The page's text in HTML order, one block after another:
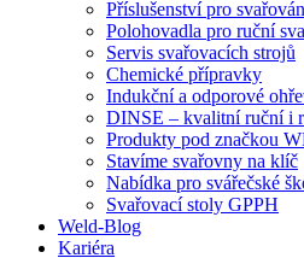
Příslušenství pro
Polohovadla pro ruční
Servis svařovacích strojů
Chemické přípravky
Indukční a odporové
DINSE – kvalitní ruční i
Produkty pod značkou
Stavíme svařovny na klíč
Nabídka pro svářečské
Svařovací stoly GPPH
Weld-Blog
Kariéra